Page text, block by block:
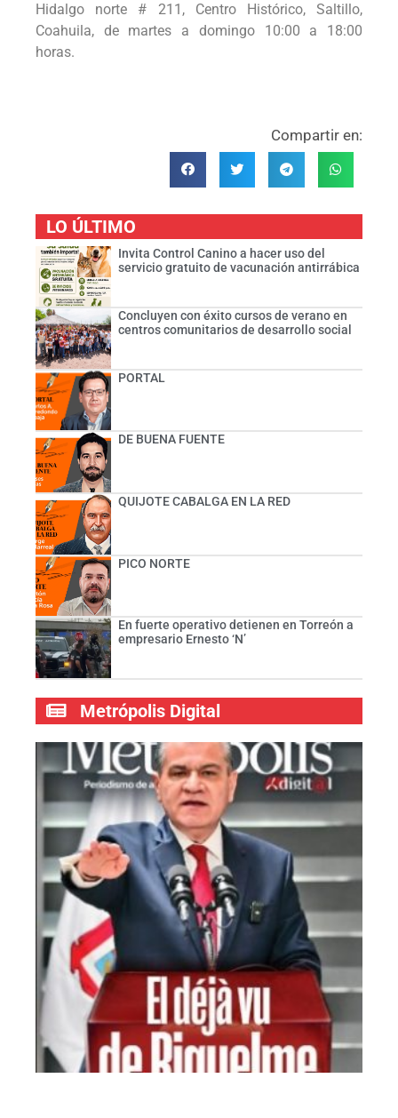
Hidalgo norte # 211, Centro Histórico, Saltillo,
Coahuila, de martes a domingo 10:00 a 18:00
horas.
Compartir en:
LO ÚLTIMO
Invita Control Canino a hacer uso del
servicio gratuito de vacunación antirrábica
Concluyen con éxito cursos de verano en
centros comunitarios de desarrollo social
PORTAL
DE BUENA FUENTE
QUIJOTE CABALGA EN LA RED
PICO NORTE
En fuerte operativo detienen en Torreón a
empresario Ernesto ‘N’
Metrópolis Digital